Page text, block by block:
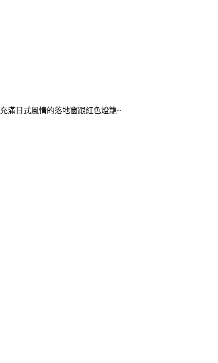
充滿日式風情的落地窗跟紅色燈籠~